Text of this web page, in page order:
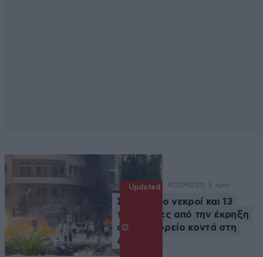
Updated ΚΟΣΜΟΣ 11 λ. πριν
Συρία: Δύο νεκροί και 13
τραυματίες από την έκρηξη
σε λεωφορείο κοντά στη
Δαμασκό